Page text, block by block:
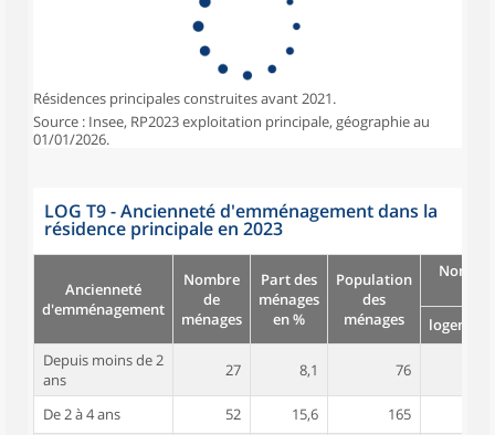
Résidences principales construites avant 2021.
Source : Insee, RP2023 exploitation principale, géographie au
01/01/2026.
LOG T9 - Ancienneté d'emménagement dans la
résidence principale en 2023
Ancienneté
d'emménagement
Nombre
de
ménages
Part des
ménages
en %
Population
des
ménages
logement
Depuis moins de 2
ans
27 8,1 76
De 2 à 4 ans 52 15,6 165